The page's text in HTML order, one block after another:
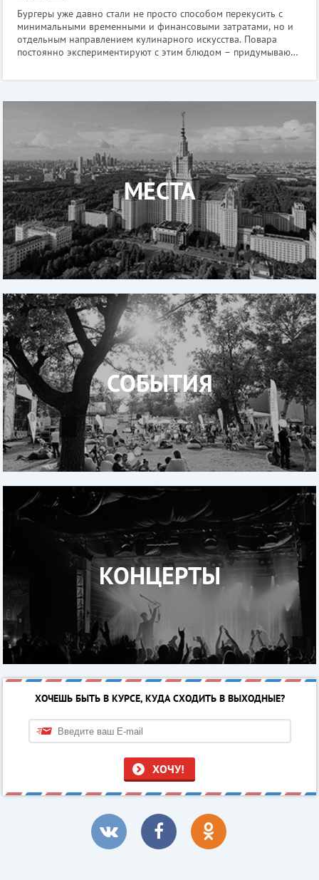
Бургеры уже давно стали не просто способом перекусить с
минимальными временными и финансовыми затратами, но и
отдельным направлением кулинарного искусства. Повара
постоянно экспериментируют с этим блюдом – придумывают
продукты, постоянно оттачи
МЕСТА
СОБЫТИЯ
КОНЦЕРТЫ
ХОЧЕШЬ БЫТЬ В КУРСЕ, КУДА СХОДИТЬ В ВЫХОДНЫЕ?
ХОЧУ!